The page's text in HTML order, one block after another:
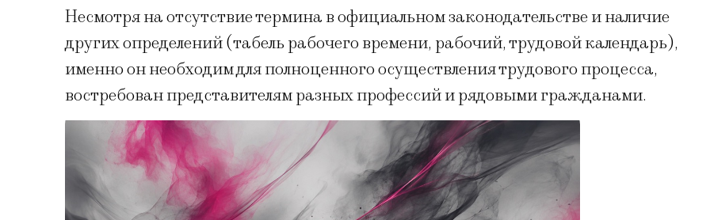
Несмотря на отсутствие термина в официальном законодательстве и наличие
других определений (табель рабочего времени, рабочий, трудовой календарь),
именно он необходим для полноценного осуществления трудового процесса,
востребован представителям разных профессий и рядовыми гражданами.